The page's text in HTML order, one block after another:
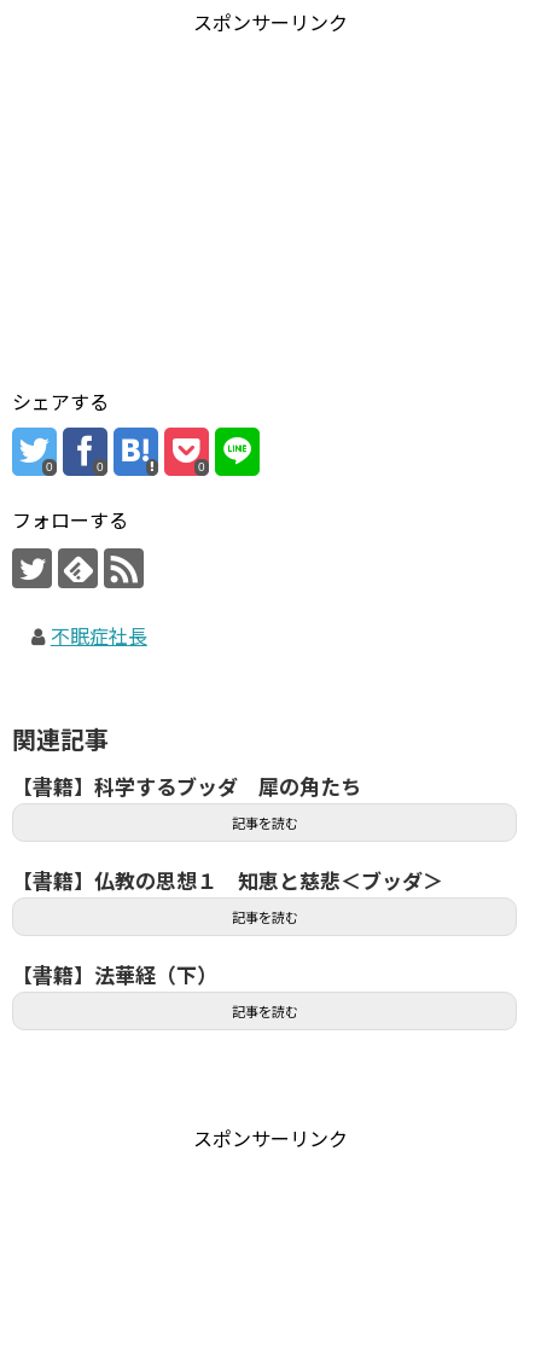
スポンサーリンク
シェアする
0 0 0
フォローする
不眠症社長
関連記事
【書籍】科学するブッダ 犀の角たち
記事を読む
【書籍】仏教の思想１ 知恵と慈悲＜ブッダ＞
記事を読む
【書籍】法華経（下）
記事を読む
スポンサーリンク